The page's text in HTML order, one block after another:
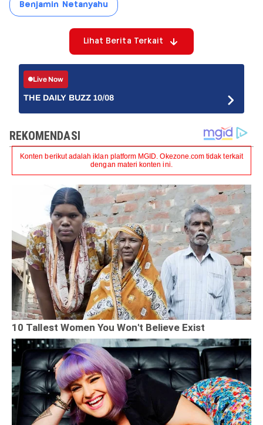
Benjamin Netanyahu
Lihat Berita Terkait
Live Now
THE DAILY BUZZ 10/08